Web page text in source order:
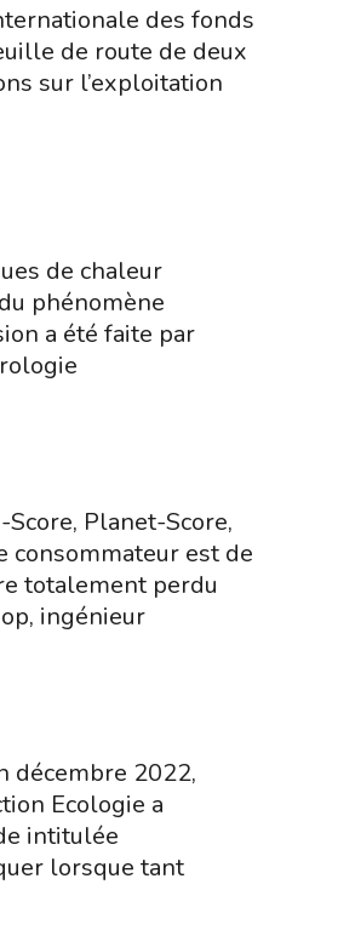
des fonds
de route de deux
sur l’exploitation
de chaleur
phénomène
a été faite par
Planet-Score,
est de
totalement perdu
ingénieur
décembre 2022,
Ecologie a
intitulée
lorsque tant